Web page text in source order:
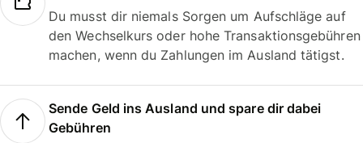
Du musst dir niemals Sorgen um Aufschläge auf
den Wechselkurs oder hohe Transaktionsgebühren
machen, wenn du Zahlungen im Ausland tätigst.
Sende Geld ins Ausland und spare dir dabei
Gebühren